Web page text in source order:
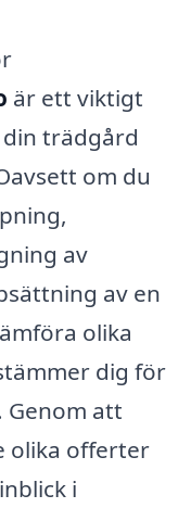
är ett viktigt
trädgård
om du
av
av en
olika
dig för
att
olika offerter
i